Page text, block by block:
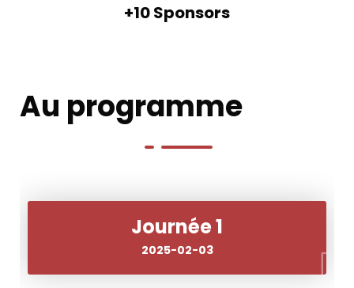
+10 Sponsors
Au programme
Journée 1
2025-02-03